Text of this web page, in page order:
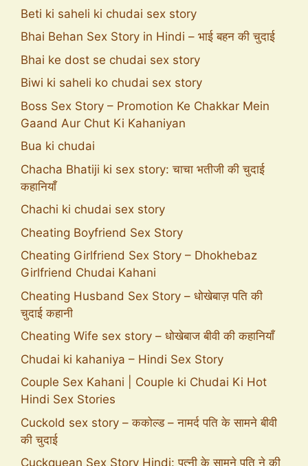
Beti ki saheli ki chudai sex story
Bhai Behan Sex Story in Hindi – भाई बहन की चुदाई
Bhai ke dost se chudai sex story
Biwi ki saheli ko chudai sex story
Boss Sex Story – Promotion Ke Chakkar Mein
Gaand Aur Chut Ki Kahaniyan
Bua ki chudai
Chacha Bhatiji ki sex story: चाचा भतीजी की चुदाई
कहानियाँ
Chachi ki chudai sex story
Cheating Boyfriend Sex Story
Cheating Girlfriend Sex Story – Dhokhebaz
Girlfriend Chudai Kahani
Cheating Husband Sex Story – धोखेबाज़ पति की
चुदाई कहानी
Cheating Wife sex story – धोखेबाज बीवी की कहानियाँ
Chudai ki kahaniya – Hindi Sex Story
Couple Sex Kahani | Couple ki Chudai Ki Hot
Hindi Sex Stories
Cuckold sex story – ककोल्ड – नामर्द पति के सामने बीवी
की चुदाई
Cuckquean Sex Story Hindi: पत्नी के सामने पति ने की